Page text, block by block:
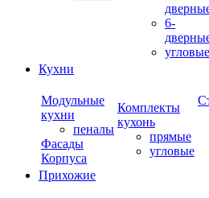
6-
угловые
Кухни
Модульные
кухни
пеналы
Фасады
Корпуса
Комплекты
кухонь
прямые
угловые
Прихожие